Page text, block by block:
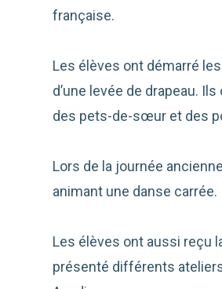
française.
Les élèves ont démarré
d’une levée de drapeau.
des pets-de-sœur et des
Lors de la journée
animant une danse carrée.
Les élèves ont aussi reçu
présenté différents